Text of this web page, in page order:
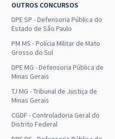
do Rio Grande do Norte - Cargo
Civil (Pós-Edital)
R$33,33
99,98 (-20%)
OUTROS CONCURSOS
DPE SP - Defensoria Pública do
Estado de São Paulo
PM MS - Polícia Militar de Mato
Grosso do Sul
DPE MG - Defensoria Pública de
Minas Gerais
TJ MG - Tribunal de Justiça de
Minas Gerais
CGDF - Controladoria Geral do
Distrito Federal